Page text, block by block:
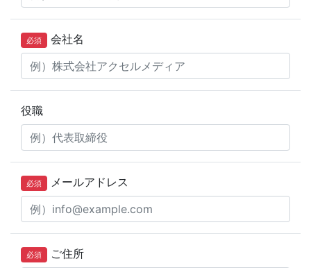
必須 会社名
役職
必須 メールアドレス
必須 ご住所